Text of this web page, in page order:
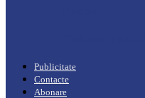
Publicitate
Contacte
Abonare